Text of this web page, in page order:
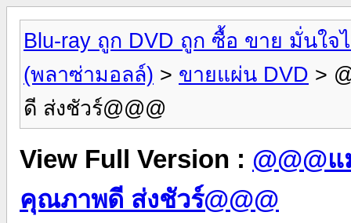
Blu-ray ถูก DVD ถูก ซื้อ ขาย มั่นใจ
(พลาซ่ามอลล์) > ขายแผ่น DVD >
ดี ส่งชัวร์@@@
View Full Version : @@@
คุณภาพดี ส่งชัวร์@@@